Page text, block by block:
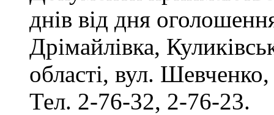
днів від дня
Дрімайлівка,
області, вул.
Тел. 2-76-32, 2-76-23.